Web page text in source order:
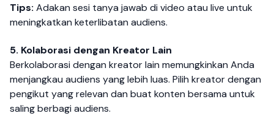
Tips: Adakan sesi tanya jawab di video atau live untuk
meningkatkan keterlibatan audiens.
5. Kolaborasi dengan Kreator Lain
Berkolaborasi dengan kreator lain memungkinkan Anda
menjangkau audiens yang lebih luas. Pilih kreator dengan
pengikut yang relevan dan buat konten bersama untuk
saling berbagi audiens.